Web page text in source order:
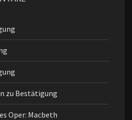
zu Bestätigung
Oper: Macbeth